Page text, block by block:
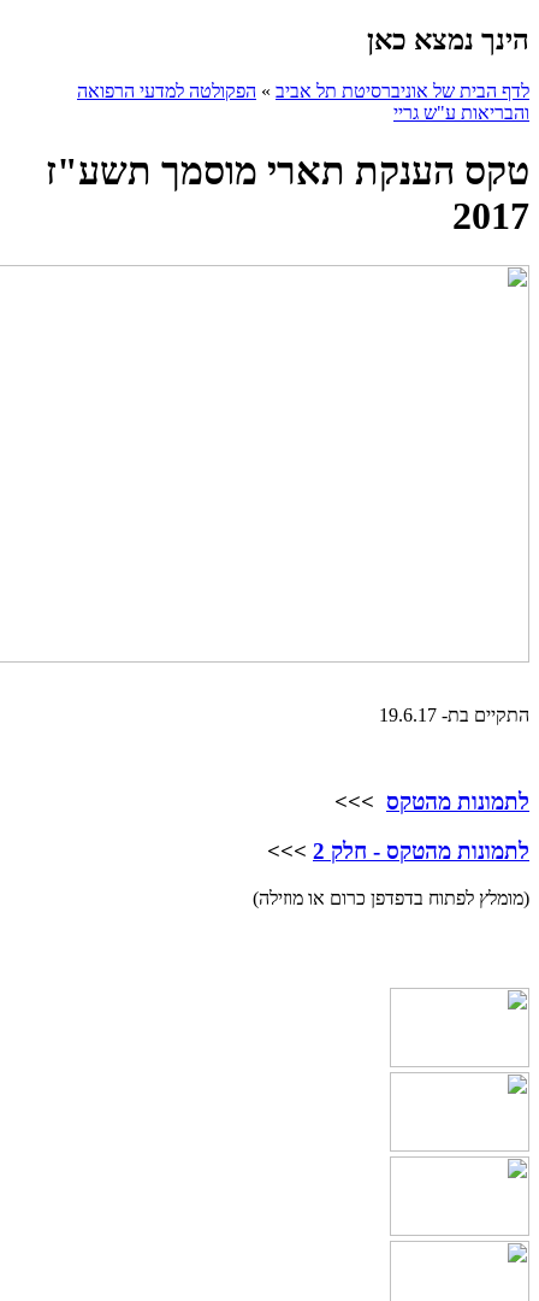
הינך נמצא כאן
לדף הבית של אוניברסיטת תל אביב » הפקולטה למדעי הרפואה
והבריאות ע"ש גריי
טקס הענקת תארי מוסמך תשע"ז
2017
התקיים בת- 19.6.17
לתמונות מהטקס >>>
לתמונות מהטקס - חלק 2
>>>
(מומלץ לפתוח בדפדפן כרום או מוזילה)